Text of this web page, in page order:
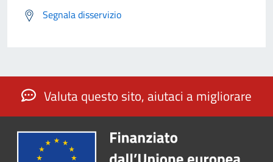
Segnala disservizio
Valuta questo sito, aiutaci a migliorare